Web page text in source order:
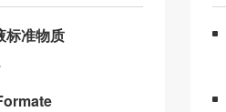
标准物质